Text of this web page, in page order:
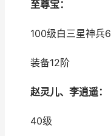
至尊宝：
100级白三星神兵6
装备12阶
赵灵儿、李逍遥：
40级